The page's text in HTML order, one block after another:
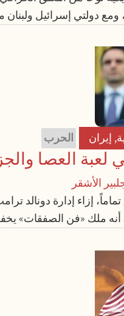
ومع دولتي إسرائيل
, إيران الحرب
العصا
الأشقر
إزاء إدارة دونالد
أنه ملك «فن الصفقات»